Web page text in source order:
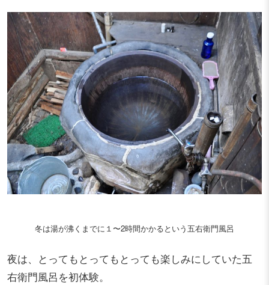
冬は湯が沸くまでに１〜2時間かかるという五右衛門風呂
夜は、とってもとってもとっても楽しみにしていた五
右衛門風呂を初体験。